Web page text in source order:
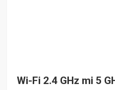
Wi-Fi 2.4 GHz mi 5